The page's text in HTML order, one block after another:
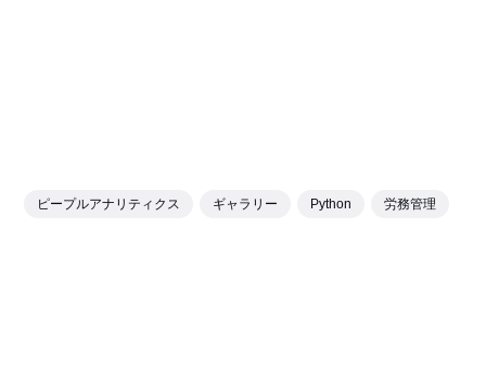
ピープルアナリティクス ギャラリー Python 労務管理